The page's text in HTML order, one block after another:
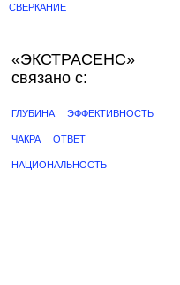
СВЕРКАНИЕ
«ЭКСТРАСЕНС»
связано с:
ГЛУБИНА ЭФФЕКТИВНОСТЬ
ЧАКРА ОТВЕТ
НАЦИОНАЛЬНОСТЬ